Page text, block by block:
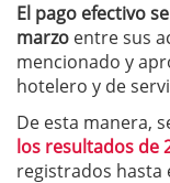
El pago efectivo
marzo entre sus
mencionado y
hotelero y de
De esta manera,
los resultados de
registrados hasta